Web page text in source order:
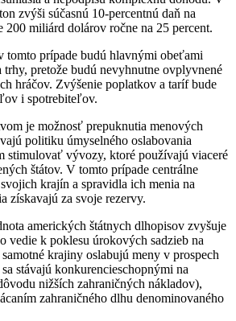
zvýši súčasnú 10-percentnú daň na
200 miliárd dolárov ročne na 25 percent.
tomto prípade budú hlavnými obeťami
pretože budú nevyhnutne ovplyvnené
hráčov. Zvýšenie poplatkov a taríf bude
i spotrebiteľov.
je možnosť prepuknutia menových
politiku úmyselného oslabovania
stimulovať vývozy, ktoré používajú viaceré
štátov. V tomto prípade centrálne
krajín a spravidla ich menia na
získavajú za svoje rezervy.
amerických štátnych dlhopisov zvyšuje
vedie k poklesu úrokových sadzieb na
krajiny oslabujú meny v prospech
stávajú konkurencieschopnými na
nižších zahraničných nákladov),
zahraničného dlhu denominovaného